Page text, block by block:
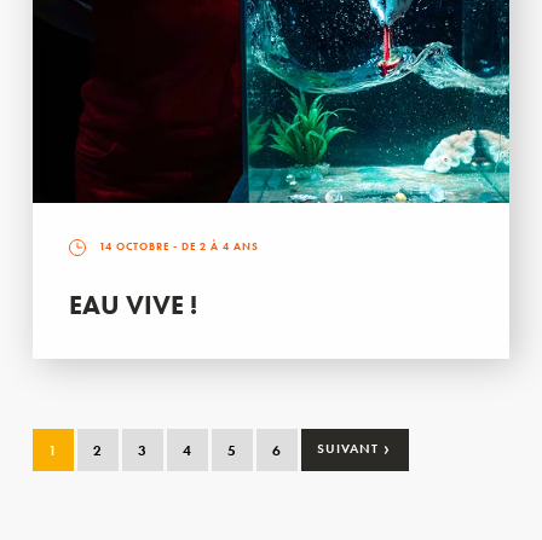
14 OCTOBRE - DE 2 À 4 ANS
EAU VIVE !
1 2 3 4 5 6 SUIVANT ›